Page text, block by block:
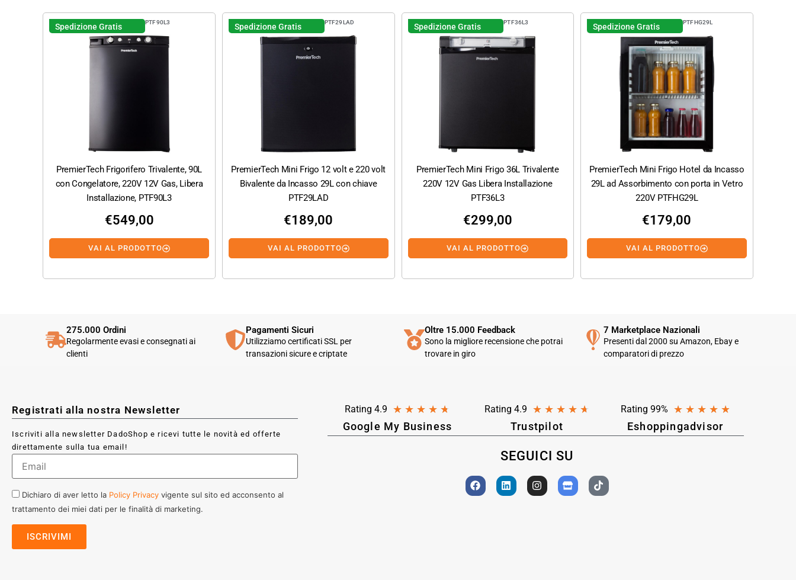
Spedizione Gratis PTF90L3
PremierTech Frigorifero Trivalente, 90L
con Congelatore, 220V 12V Gas, Libera
Installazione, PTF90L3
€549,00
VAI AL PRODOTTO
Spedizione Gratis PTF29LAD
PremierTech Mini Frigo 12 volt e 220 volt
Bivalente da Incasso 29L con chiave
PTF29LAD
€189,00
VAI AL PRODOTTO
Spedizione Gratis PTF36L3
PremierTech Mini Frigo 36L Trivalente
220V 12V Gas Libera Installazione
PTF36L3
€299,00
VAI AL PRODOTTO
Spedizione Gratis PTFHG29L
PremierTech Mini Frigo Hotel da Incasso
29L ad Assorbimento con porta in Vetro
220V PTFHG29L
€179,00
VAI AL PRODOTTO
275.000 Ordini
Regolarmente evasi e consegnati ai
clienti
Pagamenti Sicuri
Utilizziamo certificati SSL per
transazioni sicure e criptate
Oltre 15.000 Feedback
Sono la migliore recensione che potrai
trovare in giro
7 Marketplace Nazionali
Presenti dal 2000 su Amazon, Ebay e
comparatori di prezzo
Registrati alla nostra Newsletter
Iscriviti alla newsletter DadoShop e ricevi tutte le novità ed offerte
direttamente sulla tua email!
Dichiaro di aver letto la Policy Privacy vigente sul sito ed acconsento al
trattamento dei miei dati per le finalità di marketing.
Rating 4.9 ★ ★ ★ ★ ★
Google My Business
Rating 4.9 ★ ★ ★ ★ ★
Trustpilot
Rating 99% ★ ★ ★ ★ ★
Eshoppingadvisor
SEGUICI SU